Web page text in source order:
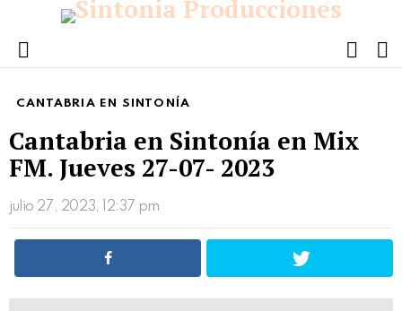
Menu
CANTABRIA EN SINTONÍA
Cantabria en Sintonía en Mix
FM. Jueves 27-07- 2023
julio 27, 2023, 12:37 pm